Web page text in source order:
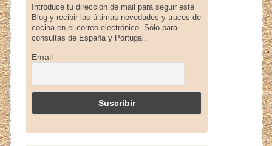
Introduce tu dirección de mail para seguir este
Blog y recibir las últimas novedades y trucos de
cocina en el correo electrónico. Sólo para
consultas de España y Portugal.
Email